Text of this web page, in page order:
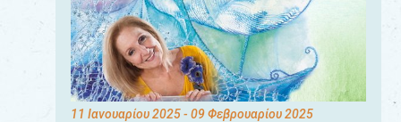
11 Ιανουαρίου 2025- 09 Φεβρουαρίου 2025